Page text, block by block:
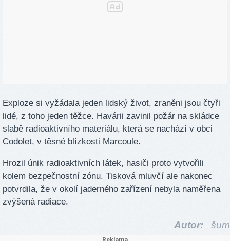
Exploze si vyžádala jeden lidský život, zraněni jsou čtyři
lidé, z toho jeden těžce. Havárii zavinil požár na skládce
slabě radioaktivního materiálu, která se nachází v obci
Codolet, v těsné blízkosti Marcoule.
Hrozil únik radioaktivních látek, hasiči proto vytvořili
kolem bezpečnostní zónu. Tisková mluvčí ale nakonec
potvrdila, že v okolí jaderného zařízení nebyla naměřena
zvýšená radiace.
Autor: šum